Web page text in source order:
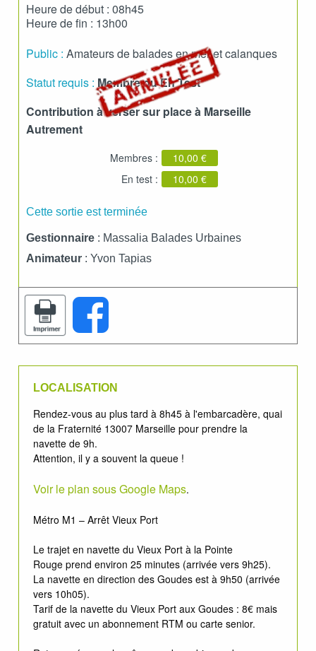
Heure de début : 08h45
Heure de fin : 13h00
Public : Amateurs de balades en mer et calanques
Statut requis : Membre ou En Test
Contribution à verser sur place à Marseille
Autrement
Membres :
10,00 €
En test :
10,00 €
Cette sortie est terminée
Gestionnaire : Massalia Balades Urbaines
Animateur : Yvon Tapias
LOCALISATION
Rendez-vous au plus tard à 8h45 à l'embarcadère, quai
de la Fraternité 13007 Marseille pour prendre la
navette de 9h.
Attention, il y a souvent la queue !
Voir le plan sous Google Maps.
Métro M1 – Arrêt Vieux Port
Le trajet en navette du Vieux Port à la Pointe
Rouge prend environ 25 minutes (arrivée vers 9h25).
La navette en direction des Goudes est à 9h50 (arrivée
vers 10h05).
Tarif de la navette du Vieux Port aux Goudes : 8€ mais
gratuit avec un abonnement RTM ou carte senior.